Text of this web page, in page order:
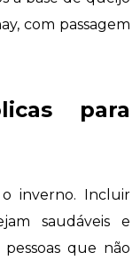
com passagem
para
inverno. Incluir
saudáveis e
que não